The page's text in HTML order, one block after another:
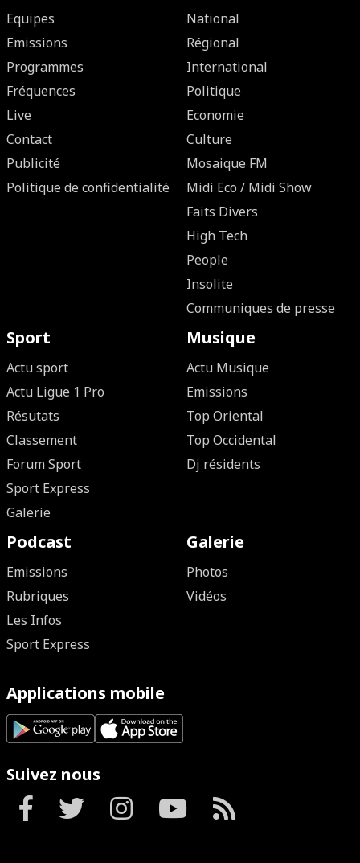
Equipes
Emissions
Programmes
Fréquences
Live
Contact
Publicité
Politique de confidentialité
National
Régional
International
Politique
Economie
Culture
Mosaique FM
Midi Eco / Midi Show
Faits Divers
High Tech
People
Insolite
Communiques de presse
Sport
Actu sport
Actu Ligue 1 Pro
Résutats
Classement
Forum Sport
Sport Express
Galerie
Musique
Actu Musique
Emissions
Top Oriental
Top Occidental
Dj résidents
Podcast
Emissions
Rubriques
Les Infos
Sport Express
Galerie
Photos
Vidéos
Applications mobile
Suivez nous